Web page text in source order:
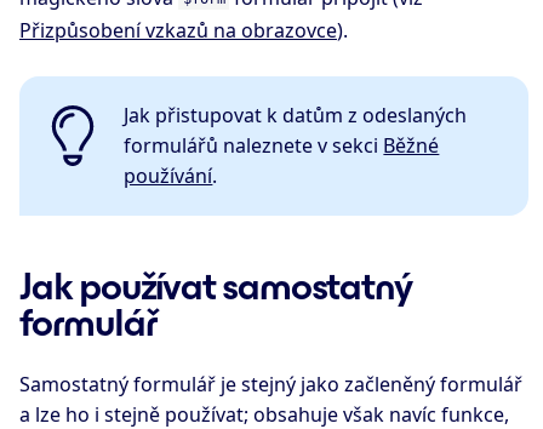
Přizpůsobení vzkazů na obrazovce).
Jak přistupovat k datům z odeslaných
formulářů naleznete v sekci Běžné
používání.
Jak používat samostatný
formulář
Samostatný formulář je stejný jako začleněný formulář
a lze ho i stejně používat; obsahuje však navíc funkce,